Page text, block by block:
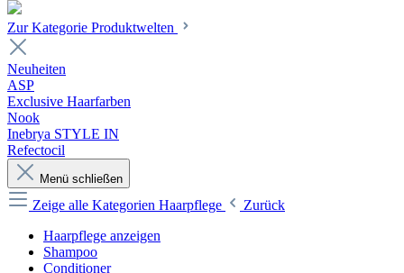
Zur Kategorie Produktwelten
Neuheiten
ASP
Exclusive Haarfarben
Nook
Inebrya STYLE IN
Refectocil
Menü schließen
Zeige alle Kategorien Haarpflege
Zurück
Haarpflege anzeigen
Shampoo
Conditioner